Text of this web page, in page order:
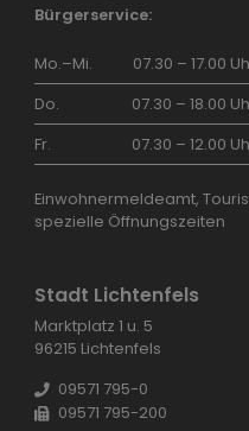
Bürgerservice:
Mo.–Mi.
07.30 – 17.00
Do.
07.30 – 18.00
Fr.
07.30 – 12.00
Einwohnermeldeamt,
spezielle Öffnungszeiten
Stadt Lichtenfels
Marktplatz 1 u. 5
96215 Lichtenfels
09571 795-0
09571 795-200